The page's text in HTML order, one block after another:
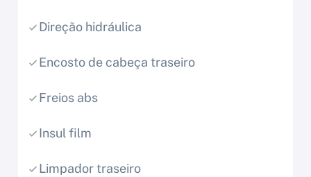
Direção hidráulica
Encosto de cabeça traseiro
Freios abs
Insul film
Limpador traseiro